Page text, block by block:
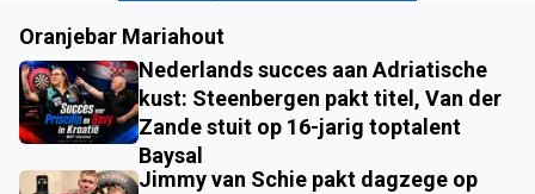
Oranjebar Mariahout
Nederlands succes aan Adriatische
kust: Steenbergen pakt titel, Van der
Zande stuit op 16-jarig toptalent
Baysal
Jimmy van Schie pakt dagzege op